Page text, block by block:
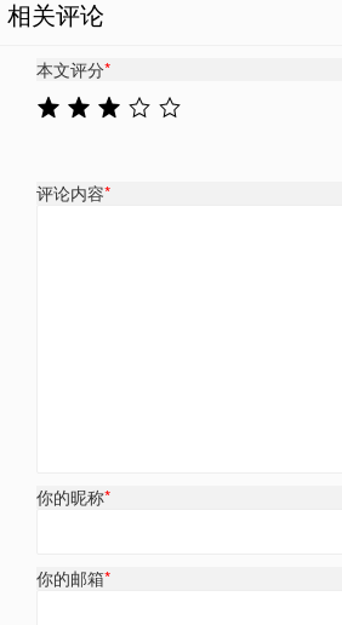
相关评论
本文评分*
评论内容*
你的昵称*
你的邮箱*